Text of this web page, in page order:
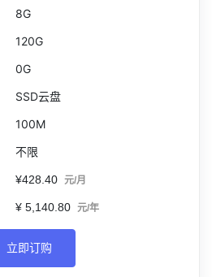
8G
120G
0G
SSD云盘
100M
不限
¥428.40 元/月
¥ 5,140.80 元/年
立即订购